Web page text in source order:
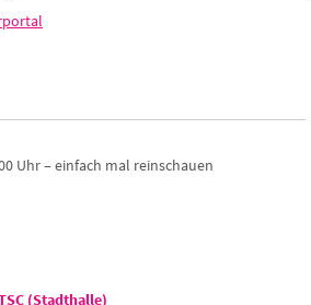
Uhr – einfach mal reinschauen
(Stadthalle)